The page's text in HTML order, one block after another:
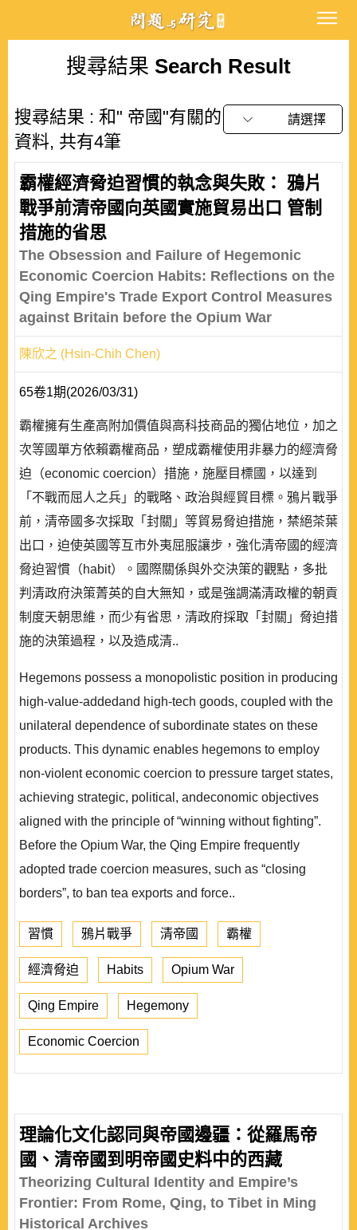
搜尋結果 Search Result
搜尋結果 : 和" 帝國"有關的
資料, 共有4筆
請選擇
霸權經濟脅迫習慣的執念與失敗： 鴉片
戰爭前清帝國向英國實施貿易出口 管制
措施的省思
The Obsession and Failure of Hegemonic
Economic Coercion Habits: Reflections on the
Qing Empire's Trade Export Control Measures
against Britain before the Opium War
陳欣之 (Hsin-Chih Chen)
65卷1期(2026/03/31)
霸權擁有生產高附加價值與高科技商品的獨佔地位，加之
次等國單方依賴霸權商品，塑成霸權使用非暴力的經濟脅
迫（economic coercion）措施，施壓目標國，以達到
「不戰而屈人之兵」的戰略、政治與經貿目標。鴉片戰爭
前，清帝國多次採取「封關」等貿易脅迫措施，禁絕茶葉
出口，迫使英國等互市外夷屈服讓步，強化清帝國的經濟
脅迫習慣（habit）。國際關係與外交決策的觀點，多批
判清政府決策菁英的自大無知，或是強調滿清政權的朝貢
制度天朝思維，而少有省思，清政府採取「封關」脅迫措
施的決策過程，以及造成清..
Hegemons possess a monopolistic position in producing
high-value-addedand high-tech goods, coupled with the
unilateral dependence of subordinate states on these
products. This dynamic enables hegemons to employ
non-violent economic coercion to pressure target states,
achieving strategic, political, andeconomic objectives
aligned with the principle of “winning without fighting”.
Before the Opium War, the Qing Empire frequently
adopted trade coercion measures, such as “closing
borders”, to ban tea exports and force..
習慣 鴉片戰爭 清帝國 霸權
經濟脅迫 Habits Opium War
Qing Empire Hegemony
Economic Coercion
理論化文化認同與帝國邊疆：從羅馬帝
國、清帝國到明帝國史料中的西藏
Theorizing Cultural Identity and Empire’s
Frontier: From Rome, Qing, to Tibet in Ming
Historical Archives